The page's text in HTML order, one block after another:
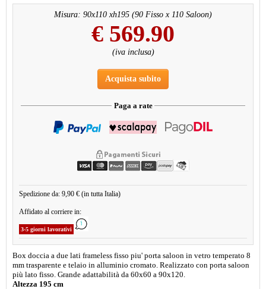
Misura: 90x110 xh195 (90 Fisso x 110 Saloon)
€ 569.90
(iva inclusa)
Acquista subito
Paga a rate
Spedizione da: 9,90 € (in tutta Italia)
Affidato al corriere in:
3-5 giorni lavorativi
Box doccia a due lati frameless fisso piu' porta saloon in vetro temperato 8
mm trasparente e telaio in alluminio cromato. Realizzato con porta saloon
più lato fisso. Grande adattabilità da 60x60 a 90x120.
Altezza 195 cm